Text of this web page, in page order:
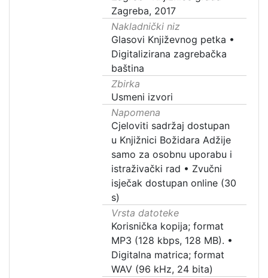
Zagreba, 2017
Nakladnički niz
Glasovi Književnog petka •
Digitalizirana zagrebačka
baština
Zbirka
Usmeni izvori
Napomena
Cjeloviti sadržaj dostupan
u Knjižnici Božidara Adžije
samo za osobnu uporabu i
istraživački rad • Zvučni
isječak dostupan online (30
s)
Vrsta datoteke
Korisnička kopija; format
MP3 (128 kbps, 128 MB). •
Digitalna matrica; format
WAV (96 kHz, 24 bita)